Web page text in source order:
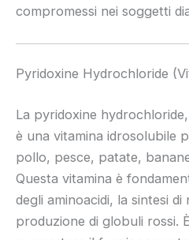
compromessi nei soggetti
Pyridoxine Hydrochloride
La pyridoxine
è una vitamina idrosolubile
pollo, pesce, patate,
Questa vitamina è
degli aminoacidi, la sintesi
produzione di globuli rossi.